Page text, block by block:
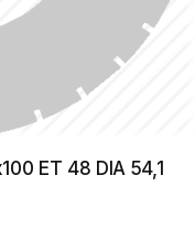
ET 48 DIA 54,1